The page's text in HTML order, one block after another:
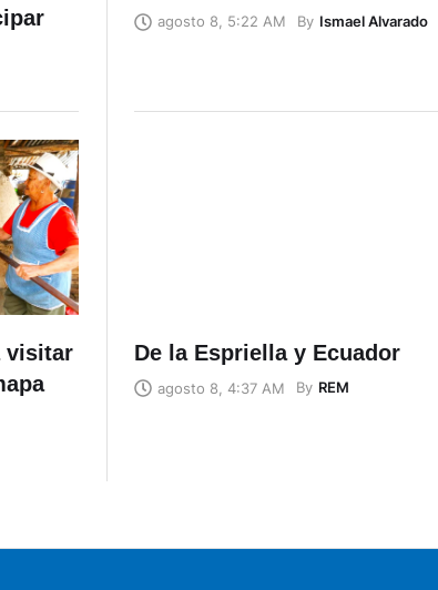
agosto 8, 5:22 AM By Ismael Alvarado
visitar
De la Espriella y Ecuador
agosto 8, 4:37 AM By REM